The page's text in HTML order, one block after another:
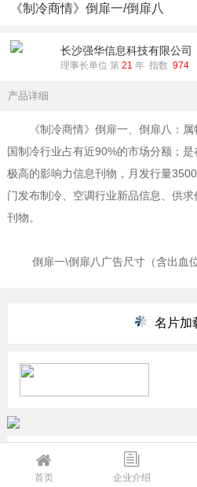
《制冷商情》倒扉一/倒扉八
长沙强华信息科技有限公司
理事长单位 第 21 年 指数 974
产品详细
《制冷商情》倒扉一、倒扉八：属
国制冷行业占有近90%的市场分额；
极高的影响力信息刊物，月发行量
门发布制冷、空调行业新品信息、供
刊物。
倒扉一\倒扉八广告尺寸（含出血
名片加
登录企业管
首页 企业介绍